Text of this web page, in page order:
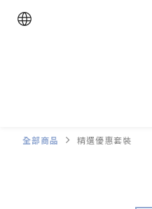
全部商品 精選優惠套裝